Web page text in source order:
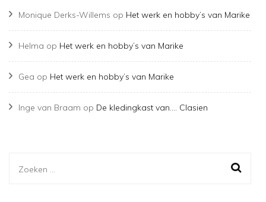
Monique Derks-Willems op Het werk en hobby’s van Marike
Helma op Het werk en hobby’s van Marike
Gea op Het werk en hobby’s van Marike
Inge van Braam op De kledingkast van…. Clasien
Zoeken